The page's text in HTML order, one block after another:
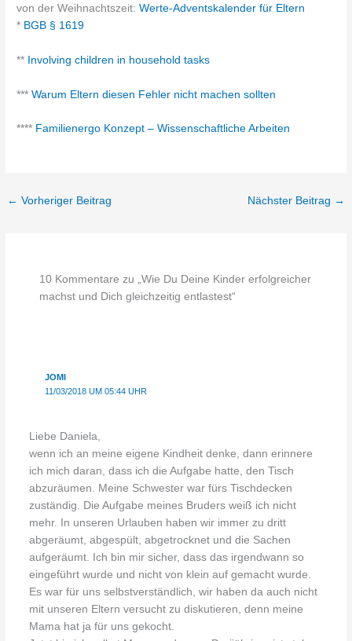
von der Weihnachtszeit:Werte-Adventskalender für Eltern
* BGB § 1619
** Involving children in household tasks
***Warum Eltern diesen Fehler nicht machen sollten
**** Familienergo Konzept – Wissenschaftliche Arbeiten
← Vorheriger Beitrag Nächster Beitrag →
10 Kommentare zu „Wie Du Deine Kinder erfolgreicher
machst und Dich gleichzeitig entlastest“
JOMI
11/03/2018 UM 05:44 UHR
Liebe Daniela,
wenn ich an meine eigene Kindheit denke, dann erinnere
ich mich daran, dass ich die Aufgabe hatte, den Tisch
abzuräumen. Meine Schwester war fürs Tischdecken
zuständig. Die Aufgabe meines Bruders weiß ich nicht
mehr. In unseren Urlauben haben wir immer zu dritt
abgeräumt, abgespült, abgetrocknet und die Sachen
aufgeräumt. Ich bin mir sicher, dass das irgendwann so
eingeführt wurde und nicht von klein auf gemacht wurde.
Es war für uns selbstverständlich, wir haben da auch nicht
mit unseren Eltern versucht zu diskutieren, denn meine
Mama hat ja für uns gekocht.